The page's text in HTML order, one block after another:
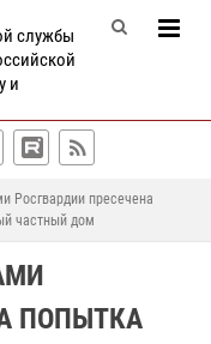
службы
и
Росгвардии пресечена
частный дом
ПОПЫТКА